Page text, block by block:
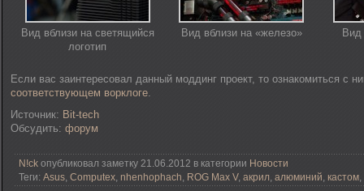
Вид вблизи на светящийся
логотип
Вид вблизи на «железо» Вид
Если вас заинтересовал данный моддинг проект, то ознакомиться с
соответствующем ворклоге.
Источник: Bit-tech
Обсудить: форум
N!ck опубликовал заметку 21.06.2012 в категории Новости
Теги: Asus, Computex, nhenhophach, ROG Max V, акрил, алюминий, кастом,